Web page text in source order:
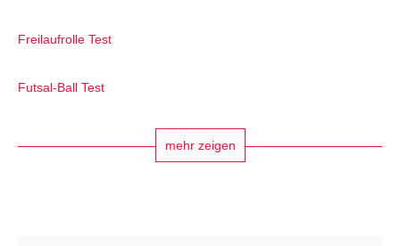
Freilaufrolle Test
Futsal-Ball Test
mehr zeigen